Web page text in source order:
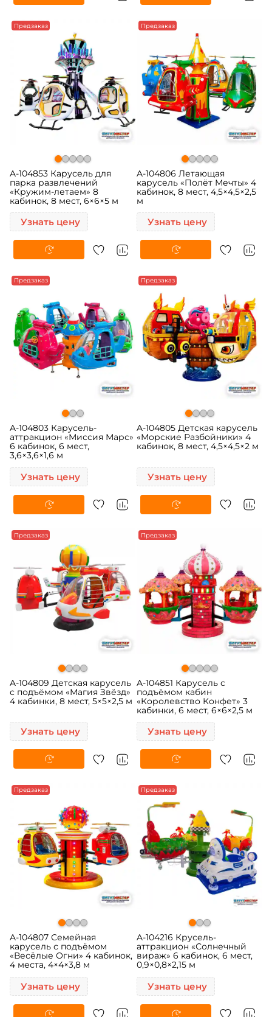
Предзаказ
A-104853 Карусель для
парка развлечений
«Кружим-летаем» 8
кабинок, 8 мест, 6×6×5 м
Узнать цену
Предзаказ
A-104806 Летающая
карусель «Полёт Мечты» 4
кабинок, 8 мест, 4,5×4,5×2,5
м
Узнать цену
Предзаказ
A-104803 Карусель-
аттракцион «Миссия Марс»
6 кабинок, 6 мест,
3,6×3,6×1,6 м
Узнать цену
Предзаказ
A-104805 Детская карусель
«Морские Разбойники» 4
кабинок, 8 мест, 4,5×4,5×2 м
Узнать цену
Предзаказ
A-104809 Детская карусель
с подъёмом «Магия Звёзд»
4 кабинки, 8 мест, 5×5×2,5 м
Узнать цену
Предзаказ
A-104851 Карусель с
подъёмом кабин
«Королевство Конфет» 3
кабинки, 6 мест, 6×6×2,5 м
Узнать цену
Предзаказ
A-104807 Семейная
карусель с подъёмом
«Весёлые Огни» 4 кабинок,
4 места, 4×4×3,8 м
Узнать цену
Предзаказ
A-104216 Крусель-
аттракцион «Солнечный
вираж» 6 кабинок, 6 мест,
0,9×0,8×2,15 м
Узнать цену